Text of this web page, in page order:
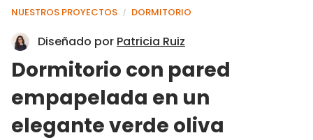
NUESTROS PROYECTOS / DORMITORIO
Diseñado por Patricia Ruiz
Dormitorio con pared
empapelada en un
elegante verde oliva